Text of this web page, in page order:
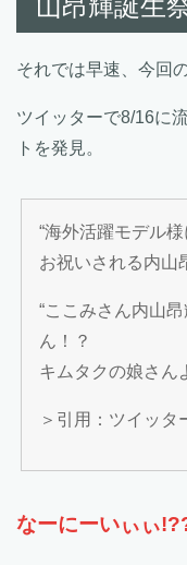
山昂輝誕生
それでは早速、今回
ツイッターで8/16に
トを発見。
“海外活躍モデル様
お祝いされる内山
“ここみさん内山
ん！？
キムタクの娘さん
＞引用：ツイッタ
なーにーいぃぃ